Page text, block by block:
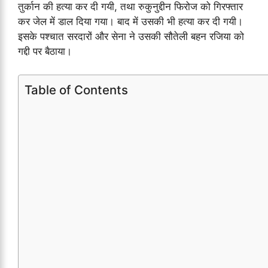
तुर्कान की हत्या कर दी गयी, तथा रुकुनुद्दीन फिरोज को गिरफ्तार
कर जेल में डाल दिया गया। बाद में उसकी भी हत्या कर दी गयी।
इसके पश्चात सरदारों और सेना ने उसकी सौतेली बहन रजिया को
गद्दी पर बैठाया।
Table of Contents